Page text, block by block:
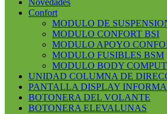
Novedades
Confort
MODULO DE
MODULO CONFORT BSI
MODULO APOYO
MODULO FUSIBLES BSM
MODULO BODY
UNIDAD COLUMNA DE
PANTALLA DISPLAY
BOTONERA DEL VOLANTE
BOTONERA ELEVALUNAS